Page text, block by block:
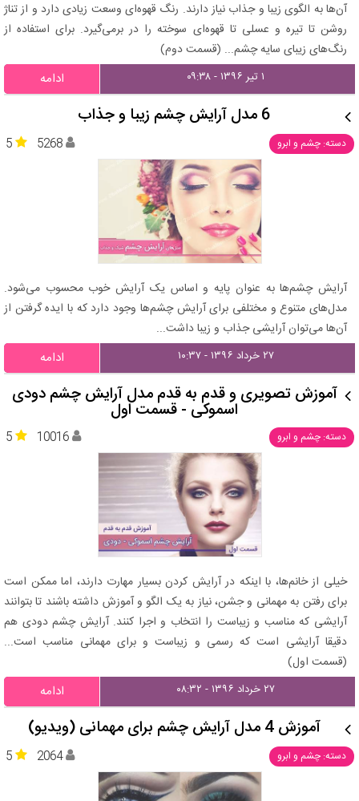
آن‌ها به الگوی زیبا و جذاب نیاز دارند. رنگ قهوه‌ای وسعت زیادی دارد و از تناژ
روشن تا تیره و عسلی تا قهوه‌ای سوخته را در برمی‌گیرد. برای استفاده از
رنگ‌های زیبای سایه چشم... (قسمت دوم)
۱ تیر ۱۳۹۶ - ۰۹:۳۸ ادامه
6 مدل آرایش چشم زیبا و جذاب
دسته: چشم و ابرو 5 5268
آرایش چشم‌ها به عنوان پایه و اساس یک آرایش خوب محسوب می‌شود.
مدل‌های متنوع و مختلفی برای آرایش چشم‌ها وجود دارد که با ایده گرفتن از
آن‌ها می‌توان آرایشی جذاب و زیبا داشت...
۲۷ خرداد ۱۳۹۶ - ۱۰:۳۷ ادامه
آموزش تصویری و قدم به قدم مدل آرایش چشم دودی
اسموکی - قسمت اول
دسته: چشم و ابرو 5 10016
خیلی از خانم‌ها، با اینکه در آرایش کردن بسیار مهارت دارند، اما ممکن است
برای رفتن به مهمانی و جشن، نیاز به یک الگو و آموزش داشته باشند تا بتوانند
آرایشی که مناسب و زیباست را انتخاب و اجرا کنند. آرایش چشم دودی هم
دقیقا آرایشی است که رسمی و زیباست و برای مهمانی مناسب است...
(قسمت اول)
۲۷ خرداد ۱۳۹۶ - ۰۸:۳۲ ادامه
آموزش 4 مدل آرایش چشم برای مهمانی (ویدیو)
دسته: چشم و ابرو 5 2064